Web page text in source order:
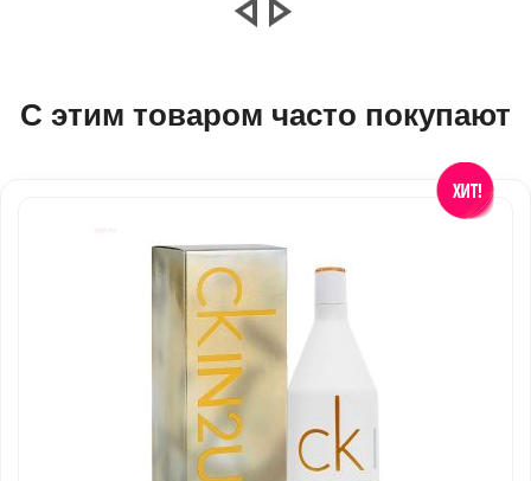
С этим товаром часто покупают